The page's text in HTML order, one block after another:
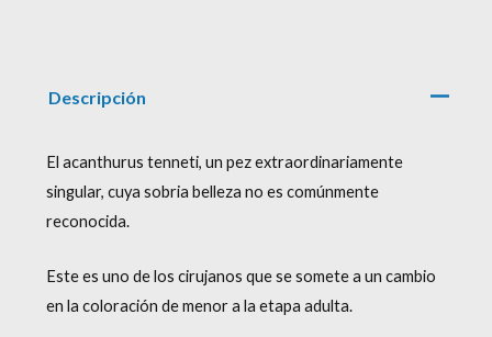
Descripción
El acanthurus tenneti, un pez extraordinariamente
singular, cuya sobria belleza no es comúnmente
reconocida.
Este es uno de los cirujanos que se somete a un cambio
en la coloración de menor a la etapa adulta.